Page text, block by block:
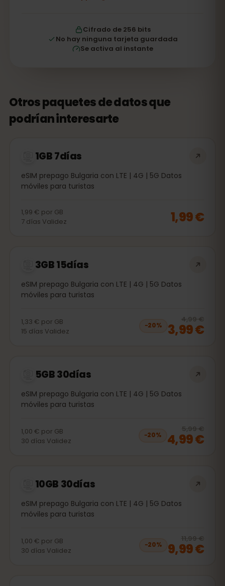
Cifrado de 256 bits
No hay ninguna tarjeta guardada
Se activa al instante
Otros paquetes de datos que
podrían interesarte
1GB 7días
eSIM prepago Bulgaria con LTE | 4G | 5G Datos
móviles para turistas
1,99 € por GB
7 días Validez 1,99 €
3GB 15días
eSIM prepago Bulgaria con LTE | 4G | 5G Datos
móviles para turistas
1,33 € por GB
15 días Validez
−20%
4,99 €
3,99 €
5GB 30días
eSIM prepago Bulgaria con LTE | 4G | 5G Datos
móviles para turistas
1,00 € por GB
30 días Validez
−20%
5,99 €
4,99 €
10GB 30días
eSIM prepago Bulgaria con LTE | 4G | 5G Datos
móviles para turistas
1,00 € por GB
30 días Validez
−20%
11,99 €
9,99 €